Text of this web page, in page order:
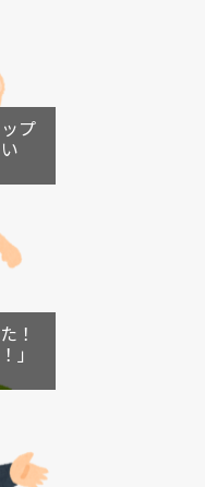
プ
！
」